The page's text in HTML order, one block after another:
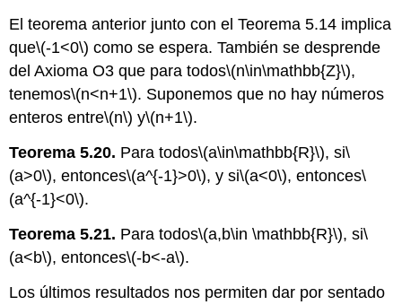
El teorema anterior junto con el Teorema 5.14 implica
que\(-1<0\) como se espera. También se desprende
del Axioma O3 que para todos\(n\in\mathbb{Z}\),
tenemos\(n<n+1\). Suponemos que no hay números
enteros entre\(n\) y\(n+1\).
Teorema 5.20. Para todos\(a\in\mathbb{R}\), si\
(a>0\), entonces\(a^{-1}>0\), y si\(a<0\), entonces\
(a^{-1}<0\).
Teorema 5.21. Para todos\(a,b\in \mathbb{R}\), si\
(a<b\), entonces\(-b<-a\).
Los últimos resultados nos permiten dar por sentado